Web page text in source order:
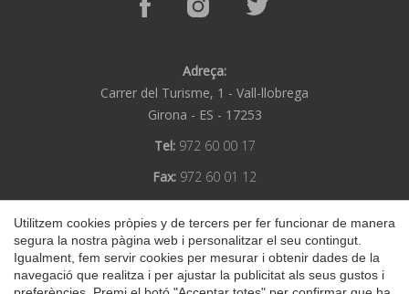
Adreça:
Carrer del Turisme, 1 - Vall-llobrega
Girona - ES - 17253
Tel: 972 60 00 17
Fax: 972 60 01 12
Submarinisme Costa Brava
Avís Legal
Política de Privacitat
Utilitzem cookies pròpies y de tercers per fer funcionar de manera
segura la nostra pàgina web i personalitzar el seu contingut.
Igualment, fem servir cookies per mesurar i obtenir dades de la
navegació que realitza i per ajustar la publicitat als seus gustos i